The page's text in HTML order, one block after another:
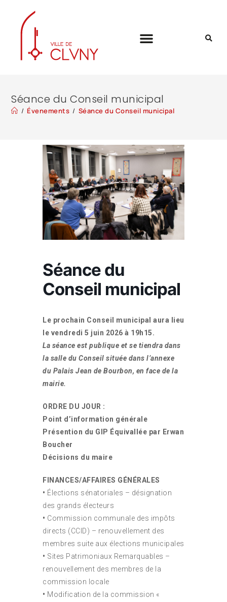
Séance du Conseil municipal
/ Évenements / Séance du Conseil municipal
Séance du
Conseil municipal
Le prochain Conseil municipal aura lieu
le vendredi 5 juin 2026 à 19h15.
La séance est publique et se tiendra dans
la salle du Conseil située dans l’annexe
du Palais Jean de Bourbon, en face de la
mairie.
ORDRE DU JOUR :
Point d’information générale
Présention du GIP Équivallée par Erwan
Boucher
Décisions du maire
FINANCES/AFFAIRES GÉNÉRALES
• Élections sénatoriales – désignation
des grands électeurs
• Commission communale des impôts
directs (CCID) – renouvellement des
membres suite aux élections municipales
• Sites Patrimoniaux Remarquables –
renouvellement des membres de la
commission locale
• Modification de la commission «